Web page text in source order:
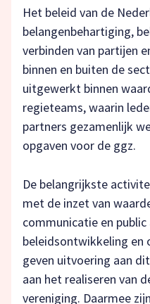
Zorg en Recht
Communicatie
affairs
Financiën
Het beleid van de
belangenbehartiging,
verbinden van partijen
binnen en buiten de
uitgewerkt binnen
regieteams, waarin
partners gezamenlijk
opgaven voor de ggz.
De belangrijkste
met de inzet van
communicatie en public
beleidsontwikkeling en
geven uitvoering aan
aan het realiseren van
vereniging. Daarmee